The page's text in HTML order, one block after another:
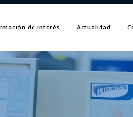
de interés Actualidad